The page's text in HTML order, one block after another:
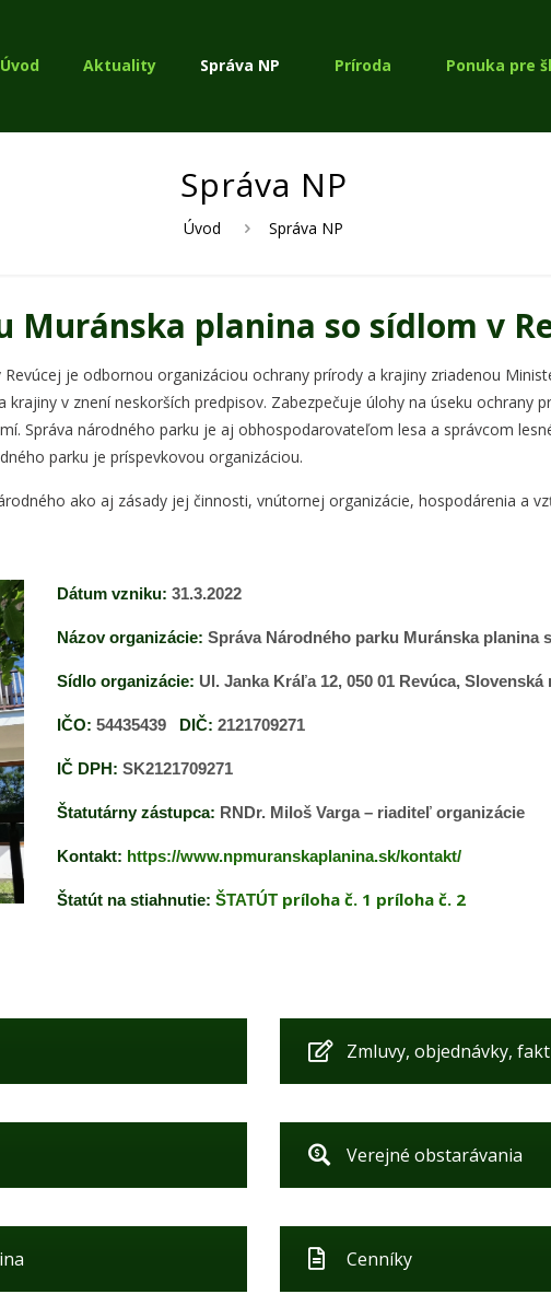
Úvod Aktuality Správa NP Príroda Ponuka pre
Správa NP
Úvod Správa NP
Muránska planina so sídlom v
je odbornou organizáciou ochrany prírody a krajiny zriadenou
v znení neskorších predpisov. Zabezpečuje úlohy na úseku ochrany
Správa národného parku je aj obhospodarovateľom lesa a správcom
parku je príspevkovou organizáciou.
ako aj zásady jej činnosti, vnútornej organizácie, hospodárenia a
Dátum vzniku: 31.3.2022
Názov organizácie: Správa Národného parku Muránska planina
Sídlo organizácie: Ul. Janka Kráľa 12, 050 01 Revúca, Slovenská
IČO: 54435439 DIČ: 2121709271
IČ DPH: SK2121709271
Štatutárny zástupca: RNDr. Miloš Varga – riaditeľ organizácie
Kontakt: https://www.npmuranskaplanina.sk/kontakt/
Štatút na stiahnutie: ŠTATÚT príloha č. 1 príloha č. 2
Zmluvy, objednávky,
Verejné obstarávania
Cenníky